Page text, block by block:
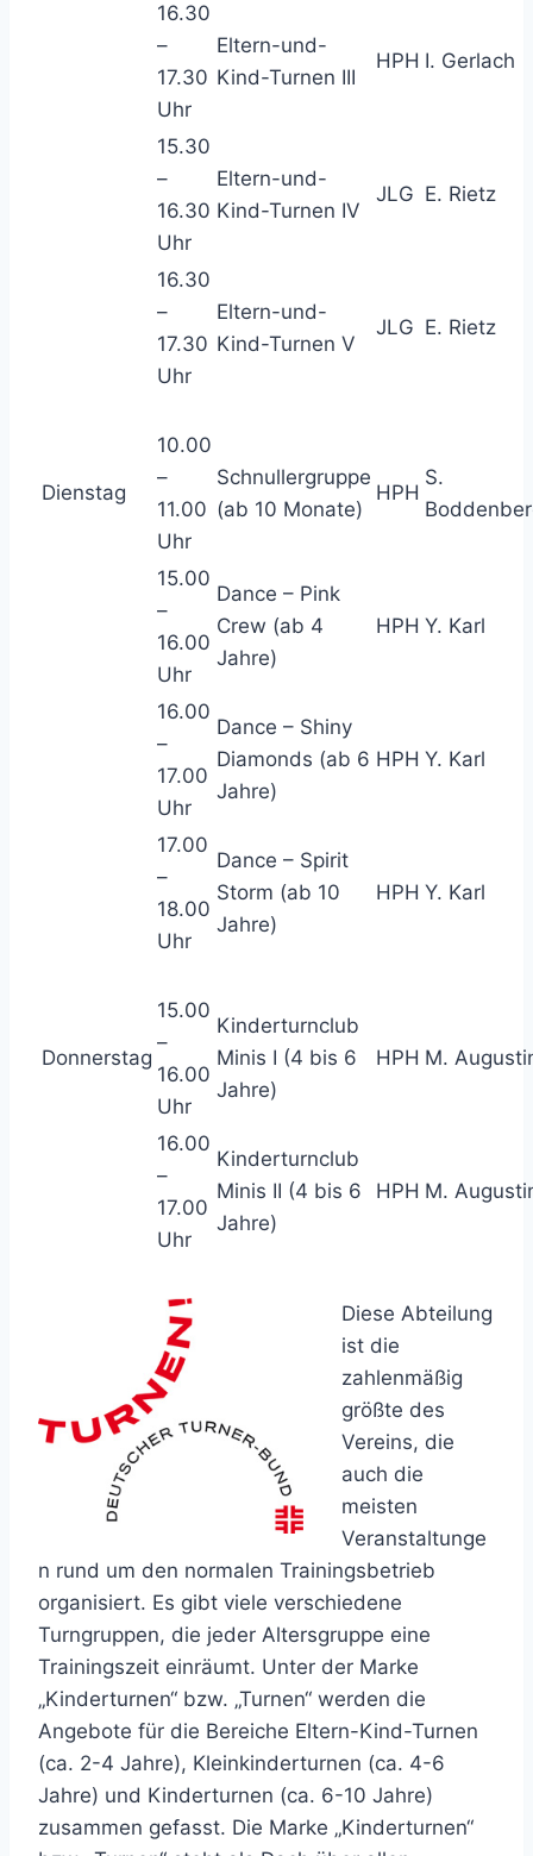
16.30
–
17.30
Uhr
Eltern-und-
Kind-Turnen III
HPH I. Gerlach
15.30
–
16.30
Uhr
Eltern-und-
Kind-Turnen IV
JLG E. Rietz
16.30
–
17.30
Uhr
Eltern-und-
Kind-Turnen V
JLG E. Rietz
Dienstag
10.00
–
11.00
Uhr
Schnullergruppe
(ab 10 Monate)
HPH
S.
15.00
–
16.00
Uhr
Dance – Pink
Crew (ab 4
Jahre)
HPH Y. Karl
16.00
–
17.00
Uhr
Dance – Shiny
Diamonds (ab 6
Jahre)
HPH Y. Karl
17.00
–
18.00
Uhr
Dance – Spirit
Storm (ab 10
Jahre)
HPH Y. Karl
Donnerstag
15.00
–
16.00
Uhr
Kinderturnclub
Minis I (4 bis 6
Jahre)
HPH M.
16.00
–
17.00
Uhr
Kinderturnclub
Minis II (4 bis 6
Jahre)
HPH M.
Diese Abteilung
ist die
zahlenmäßig
größte des
Vereins, die
auch die
meisten
Veranstaltunge
n rund um den normalen Trainingsbetrieb
organisiert. Es gibt viele verschiedene
Turngruppen, die jeder Altersgruppe eine
Trainingszeit einräumt. Unter der Marke
„Kinderturnen“ bzw. „Turnen“ werden die
Angebote für die Bereiche Eltern-Kind-Turnen
(ca. 2-4 Jahre), Kleinkinderturnen (ca. 4-6
Jahre) und Kinderturnen (ca. 6-10 Jahre)
zusammen gefasst. Die Marke „Kinderturnen“